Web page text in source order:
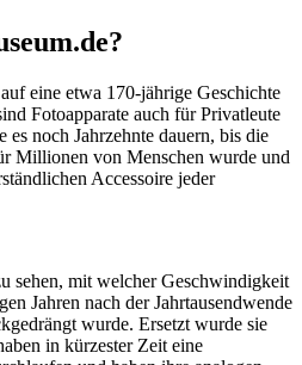
eine etwa 170-jährige Geschichte
Fotoapparate auch für Privatleute
noch Jahrzehnte dauern, bis die
Millionen von Menschen wurde und
Accessoire jeder
sehen, mit welcher Geschwindigkeit
Jahren nach der Jahrtausendwende
wurde. Ersetzt wurde sie
in kürzester Zeit eine